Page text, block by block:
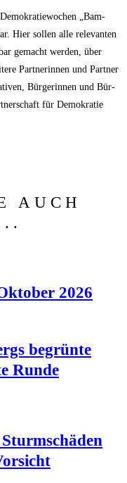
„Bam­
Hier sol­len alle rele­van­ten
gemacht wer­den, über
Part­ne­rin­nen und Part­ner
Bür­ge­rin­nen und Bür­
für Demo­kra­tie
AUCH
2026
begrün­te
Runde